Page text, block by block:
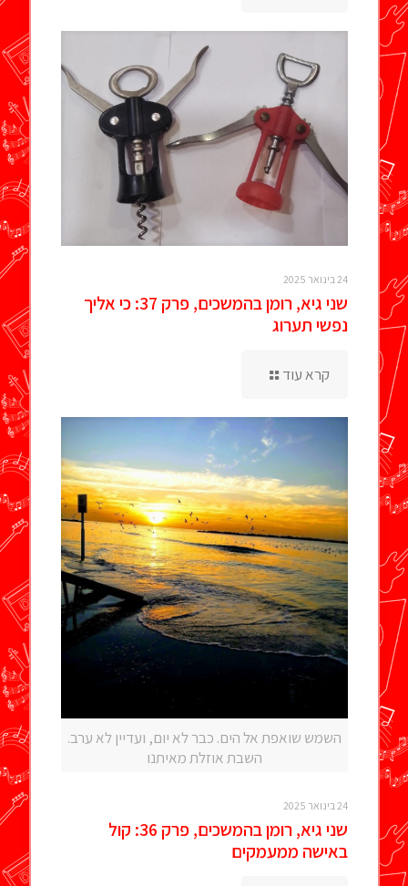
24 בינואר 2025
שני גיא, רומן בהמשכים, פרק 37: כי אליך
נפשי תערוג
קרא עוד
השמש שואפת אל הים. כבר לא יום, ועדיין לא ערב.
השבת אוזלת מאיתנו
24 בינואר 2025
שני גיא, רומן בהמשכים, פרק 36: קול
באישה ממעמקים